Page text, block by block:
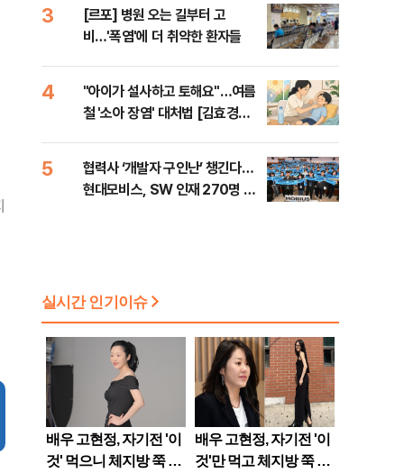
3
[르포] 병원 오는 길부터 고
비…'폭염'에 더 취약한 환자들
4
"아이가 설사하고 토해요"…여름
철 '소아 장염' 대처법 [김효경의
5
협력사 ‘개발자 구인난’ 챙긴다…
현대모비스, SW 인재 270명 육